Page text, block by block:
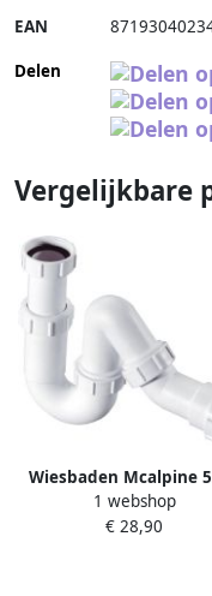
EAN
Delen
Vergelijkbare
Wiesbaden Mcalpine
Uni.sifon 5
mm
1 webshop
€ 28,90